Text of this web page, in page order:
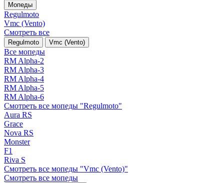
Мопеды
Regulmoto
Vmc (Vento)
Смотреть все
Regulmoto Vmc (Vento)
Все мопеды
RM Alpha-2
RM Alpha-3
RM Alpha-4
RM Alpha-5
RM Alpha-6
Смотреть все мопеды "Regulmoto"
Aura RS
Grace
Nova RS
Monster
F1
Riva S
Смотреть все мопеды "Vmc (Vento)"
Смотреть все мопеды